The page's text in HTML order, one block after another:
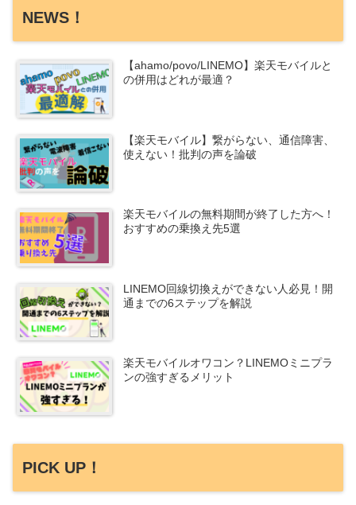
NEWS！
【ahamo/povo/LINEMO】楽天モバイルと
の併用はどれが最適？
【楽天モバイル】繋がらない、通信障害、
使えない！批判の声を論破
楽天モバイルの無料期間が終了した方へ！
おすすめの乗換え先5選
LINEMO回線切換えができない人必見！開
通までの6ステップを解説
楽天モバイルオワコン？LINEMOミニプラ
ンの強すぎるメリット
PICK UP！